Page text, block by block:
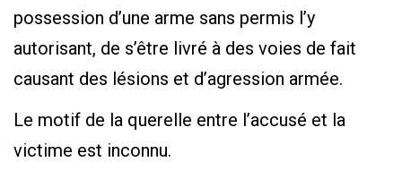
possession d’une arme sans permis l’y
autorisant, de s’être livré à des voies de fait
causant des lésions et d’agression armée.
Le motif de la querelle entre l’accusé et la
victime est inconnu.